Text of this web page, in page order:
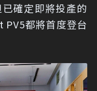
確定即將投產的
都將首度登台